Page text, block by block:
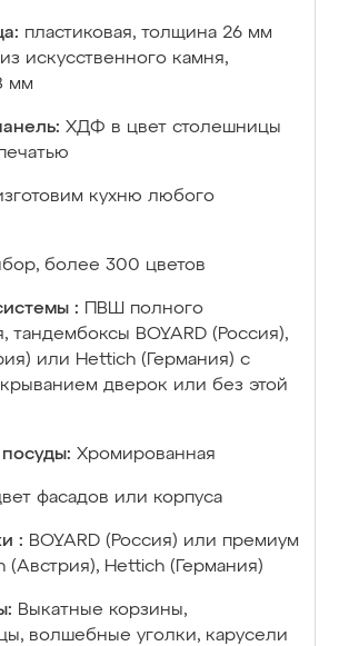
пластиковая, толщина 26 мм
искусственного камня,
мм
ХДФ в цвет столешницы
кухню любого
более 300 цветов
:
ПВШ полного
тандембоксы BOYARD (Россия),
или Hettich (Германия) с
дверок или без этой
Хромированная
фасадов или корпуса
: BOYARD (Россия) или премиум
(Австрия), Hettich (Германия)
Выкатные корзины,
волшебные уголки, карусели